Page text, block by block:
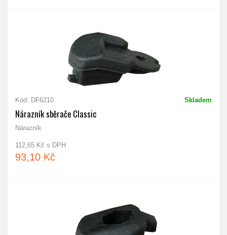
Kód: DF6210 Skladem
Nárazník sběrače Classic
Nárazník
112,65 Kč s DPH
93,10 Kč